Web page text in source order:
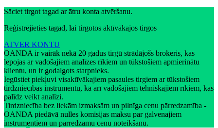
Sāciet tirgot tagad ar ātru konta atvēršanu.
Reģistrējieties tagad, lai tirgotos aktīvākajos tirgos
ATVER KONTU
OANDA ir vairāk nekā 20 gadus tirgū strādājošs brokeris, kas
lepojas ar vadošajiem analīzes rīkiem un tūkstošiem apmierinātu
klientu, un ir godalgots starpnieks.
Iegūstiet piekļuvi visaktīvākajiem pasaules tirgiem ar tūkstošiem
tirdzniecības instrumentu, kā arī vadošajiem tehniskajiem rīkiem, kas
palīdz veikt analīzi.
Tirdzniecība bez liekām izmaksām un pilnīga cenu pārredzamība -
OANDA piedāvā nulles komisijas maksu par galvenajiem
instrumentiem un pārredzamu cenu noteikšanu.